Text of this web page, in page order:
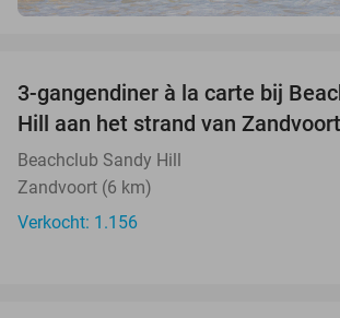
3-gangendiner à la carte bij
Hill aan het strand van Zandvoort
Beachclub Sandy Hill
Zandvoort (6 km)
Verkocht: 1.156